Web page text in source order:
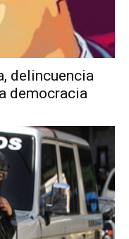
delincuencia
democracia